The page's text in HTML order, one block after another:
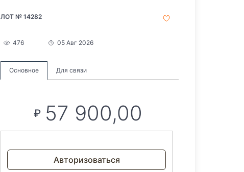
ЛОТ № 14282
476 05 Авг 2026
Основное Для связи
₽ 57 900,00
Авторизоваться